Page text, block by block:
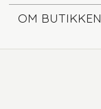
OM BUTIKKEN